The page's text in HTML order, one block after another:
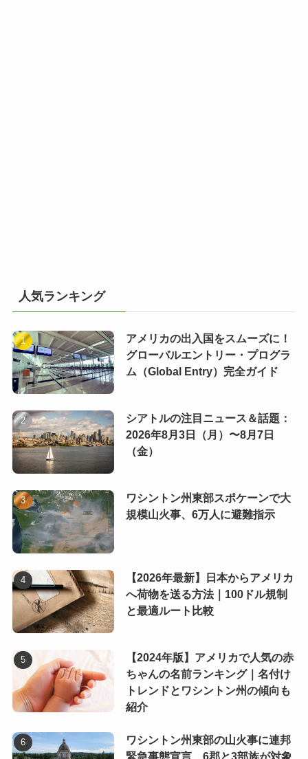
人気ランキング
アメリカの出入国をスムーズに！
グローバルエントリー・プログラ
ム（Global Entry）完全ガイド
シアトルの注目ニュース＆話題：
2026年8月3日（月）〜8月7日
（金）
ワシントン州東部スポケーンで大
規模山火事、6万人に避難指示
【2026年最新】日本からアメリカ
へ荷物を送る方法｜100ドル規制
と最適ルート比較
【2024年版】アメリカで人気の赤
ちゃんの名前ランキング｜名付け
トレンドとワシントン州の傾向も
紹介
ワシントン州東部の山火事に連邦
緊急事態宣言 6郡と3部族が対象